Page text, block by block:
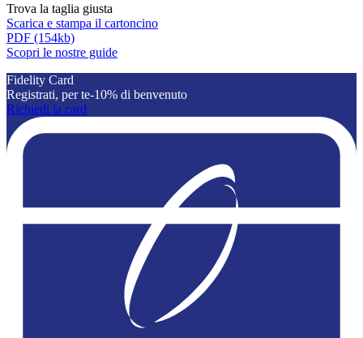
Trova la taglia giusta
Scarica e stampa il cartoncino
PDF (154kb)
Scopri le nostre guide
Fidelity Card
Registrati, per te-10% di benvenuto
Richiedi la card